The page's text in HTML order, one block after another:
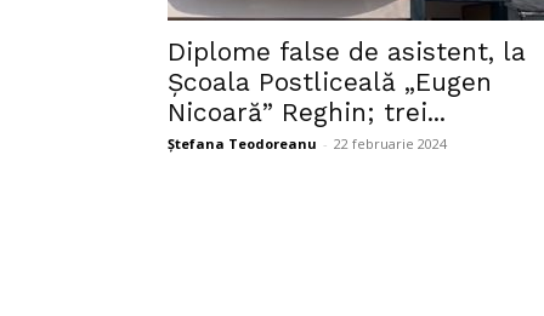
Diplome false de asistent, la
Școala Postliceală „Eugen
Nicoară” Reghin; trei...
Ștefana Teodoreanu - 22 februarie 2024